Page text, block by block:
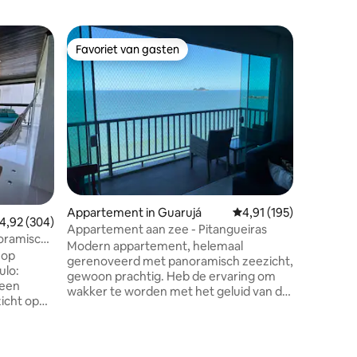
beoordeling van 4,92 uit 5, 304 recensies
4,92 (304)
op
Favoriet van gasten
Favoriet van gasten
Appartement in Guarujá Gemiddelde
4,91 (195)
Appartement aan zee - Pitangueiras
Modern appartement, helemaal
gerenoveerd met panoramisch zeezicht,
gewoon prachtig. Heb de ervaring om
wakker te worden met het geluid van de